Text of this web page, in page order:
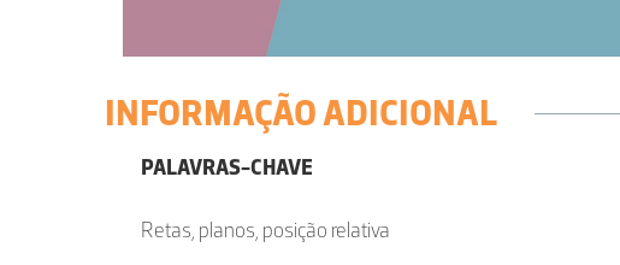
INFORMAÇÃO ADICIONAL
PALAVRAS-CHAVE
Retas, planos, posição relativa